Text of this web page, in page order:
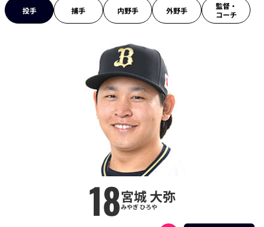
投手 捕手 内野手 外野手
監督・
コーチ
18宮城 大弥
みやぎ ひろや